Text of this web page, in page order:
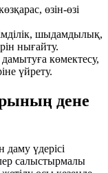
өзін-өзі
шыдамдылық,
нығайту.
көмектесу,
үйрету.
дене
үдерісі
салыстырмалы